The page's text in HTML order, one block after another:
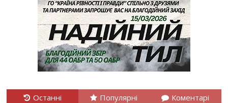
Останні Популярні Коментарі